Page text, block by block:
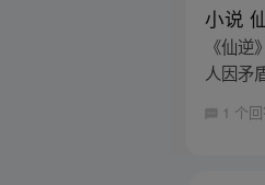
小说
《仙
人因矛
1 个